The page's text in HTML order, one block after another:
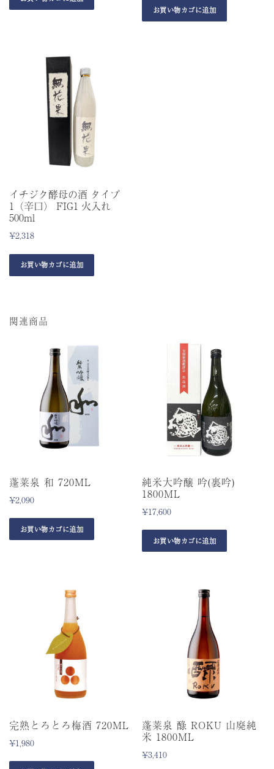
お買い物カゴに追加
イチジク酵母の酒 タイプ
1（辛口） FIG1 火入れ
500ml
¥2,318
お買い物カゴに追加
関連商品
蓬莱泉 和 720ML
¥2,090
お買い物カゴに追加
純米大吟醸 吟(裏吟)
1800ML
¥17,600
お買い物カゴに追加
完熟とろとろ梅酒 720ML
¥1,980
蓬莱泉 醁 ROKU 山廃純
米 1800ML
¥3,410